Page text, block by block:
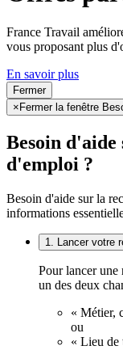
France Travail
vous proposant plus
En savoir plus
Fermer
× Fermer la fenêtre
Besoin
d'emploi ?
Besoin d'aide sur la
informations
1. Lancer votre
Pour lancer une
un des deux
« Métier,
ou
« Lieu de